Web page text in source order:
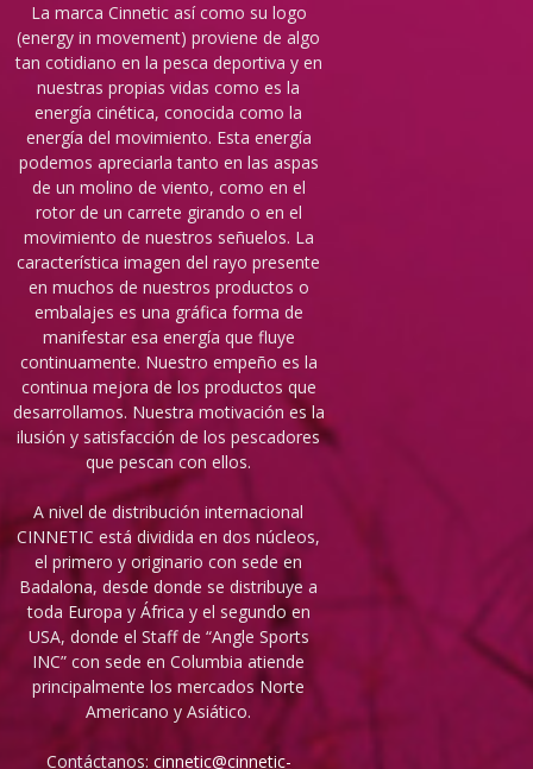
La marca Cinnetic así como su logo
(energy in movement) proviene de algo
tan cotidiano en la pesca deportiva y en
nuestras propias vidas como es la
energía cinética, conocida como la
energía del movimiento. Esta energía
podemos apreciarla tanto en las aspas
de un molino de viento, como en el
rotor de un carrete girando o en el
movimiento de nuestros señuelos. La
característica imagen del rayo presente
en muchos de nuestros productos o
embalajes es una gráfica forma de
manifestar esa energía que fluye
continuamente. Nuestro empeño es la
continua mejora de los productos que
desarrollamos. Nuestra motivación es la
ilusión y satisfacción de los pescadores
que pescan con ellos.
A nivel de distribución internacional
CINNETIC está dividida en dos núcleos,
el primero y originario con sede en
Badalona, desde donde se distribuye a
toda Europa y África y el segundo en
USA, donde el Staff de “Angle Sports
INC” con sede en Columbia atiende
principalmente los mercados Norte
Americano y Asiático.
Contáctanos: cinnetic@cinnetic-